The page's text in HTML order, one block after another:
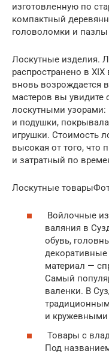
изготовленную по
компактный
головоломки и пазлы
Лоскутные изделия.
распространено в
вновь возрождается
мастеров вы
лоскутными узорами:
и подушки,
игрушки. Стоимость
высокая от того, что
и затратный по
Лоскутные
Войлочные
валяния в
обувь,
материал —
Самый
валенки. В
и кружевными
Товары с
Под